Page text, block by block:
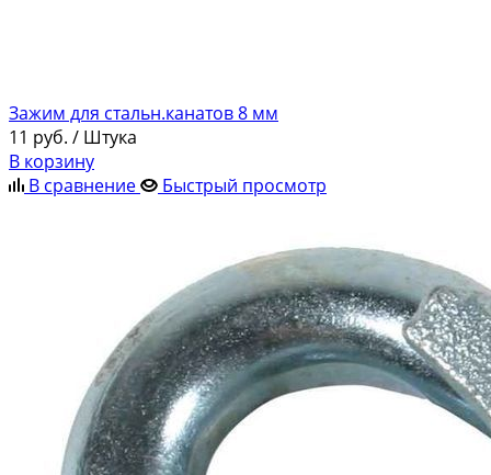
Зажим для стальн.канатов 8 мм
11 руб. / Штука
В корзину
В сравнение
Быстрый просмотр